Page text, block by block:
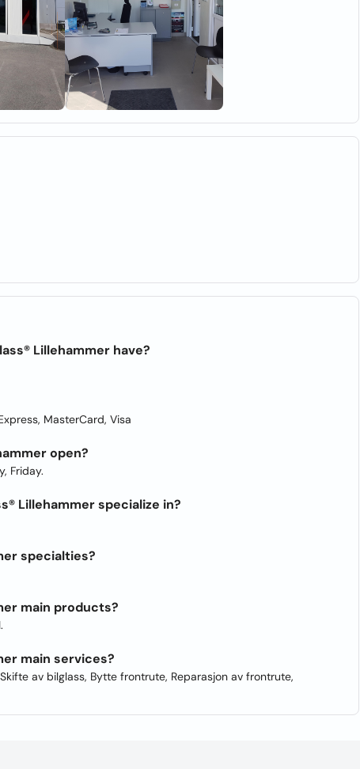
Lillehammer have?
MasterCard, Visa
open?
Friday.
Lillehammer specialize in?
specialties?
main products?
main services?
av bilglass, Bytte frontrute, Reparasjon av frontrute,